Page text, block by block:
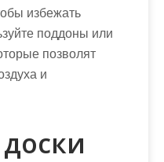
избежать
поддоны или
позволят
и